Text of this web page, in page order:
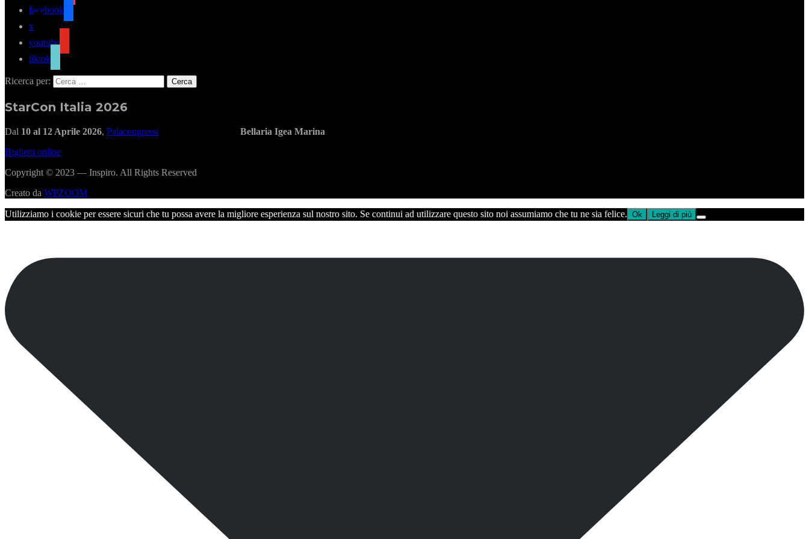
facebook
x
youtube
tiktok
Ricerca per:
StarCon Italia 2026
Dal 10 al 12 Aprile 2026, Palacongressi
Bellaria Igea Marina
Biglietti online
Copyright © 2023 — Inspiro. All Rights Reserved
Creato da WPZOOM
Utilizziamo i cookie per essere sicuri che tu possa avere la migliore esperienza sul nostro sito. Se continui ad utilizzare questo sito noi assumiamo che tu ne sia felice. Ok Leggi di più